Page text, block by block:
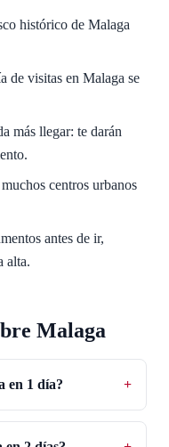
histórico de Malaga
de visitas en Malaga se
más llegar: te darán
centros urbanos
antes de ir,
alta.
Malaga
en 1 día? +